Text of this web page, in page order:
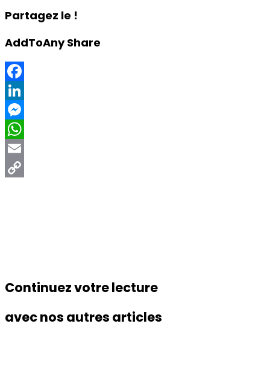
Partagez le !
AddToAny Share
Facebook
LinkedIn
Messenger
WhatsApp
Email
Continuez votre lecture
avec nos autres articles